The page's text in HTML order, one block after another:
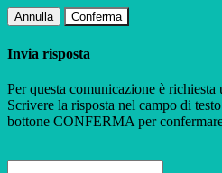
Annulla Conferma
Invia risposta
Per questa comunicazione è richiesta
Scrivere la risposta nel campo di
bottone CONFERMA per